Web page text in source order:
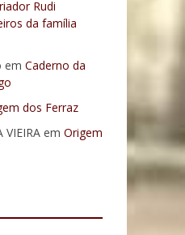
Rudi
da família
em Caderno da
dos Ferraz
VIEIRA em Origem